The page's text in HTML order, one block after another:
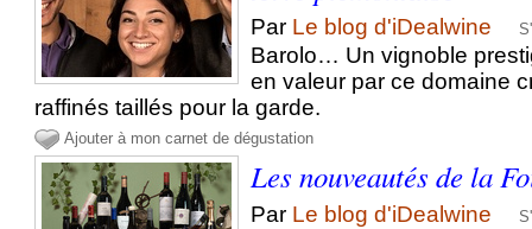
Par Le blog d'iDealwine
Barolo… Un vignoble
en valeur par ce domaine
raffinés taillés pour la garde.
Ajouter à mon carnet de dégustation
Les nouveautés de la
Par Le blog d'iDealwine